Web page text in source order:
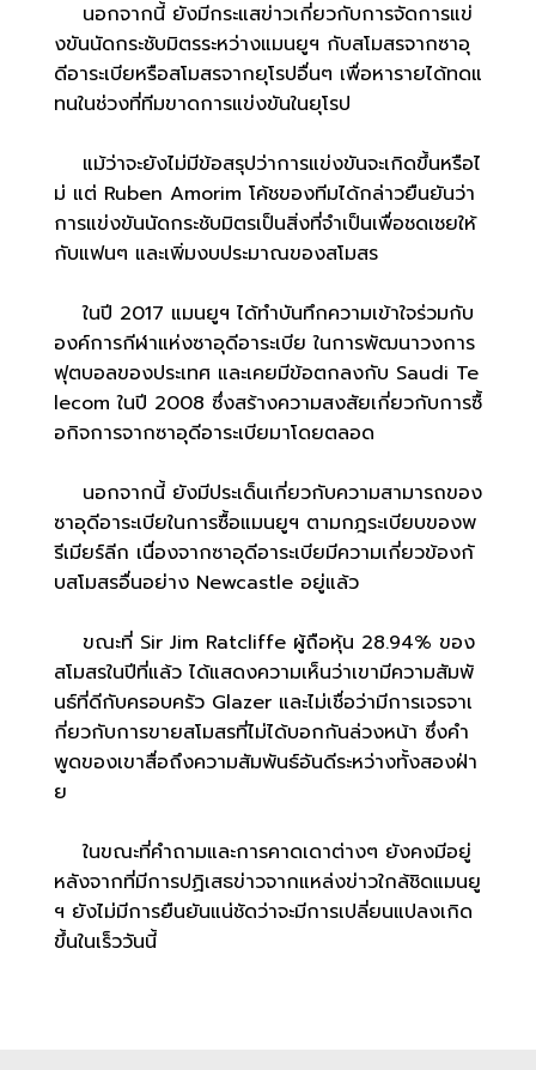
นอกจากนี้ ยังมีกระแสข่าวเกี่ยวกับการจัดการแข่
งขันนัดกระชับมิตรระหว่างแมนยูฯ กับสโมสรจากซาอุ
ดีอาระเบียหรือสโมสรจากยุโรปอื่นๆ เพื่อหารายได้ทดแ
ทนในช่วงที่ทีมขาดการแข่งขันในยุโรป
แม้ว่าจะยังไม่มีข้อสรุปว่าการแข่งขันจะเกิดขึ้นหรือไ
ม่ แต่ Ruben Amorim โค้ชของทีมได้กล่าวยืนยันว่า
การแข่งขันนัดกระชับมิตรเป็นสิ่งที่จำเป็นเพื่อชดเชยให้
กับแฟนๆ และเพิ่มงบประมาณของสโมสร
ในปี 2017 แมนยูฯ ได้ทำบันทึกความเข้าใจร่วมกับ
องค์การกีฬาแห่งซาอุดีอาระเบีย ในการพัฒนาวงการ
ฟุตบอลของประเทศ และเคยมีข้อตกลงกับ Saudi Te
lecom ในปี 2008 ซึ่งสร้างความสงสัยเกี่ยวกับการซื้
อกิจการจากซาอุดีอาระเบียมาโดยตลอด
นอกจากนี้ ยังมีประเด็นเกี่ยวกับความสามารถของ
ซาอุดีอาระเบียในการซื้อแมนยูฯ ตามกฎระเบียบของพ
รีเมียร์ลีก เนื่องจากซาอุดีอาระเบียมีความเกี่ยวข้องกั
บสโมสรอื่นอย่าง Newcastle อยู่แล้ว
ขณะที่ Sir Jim Ratcliffe ผู้ถือหุ้น 28.94% ของ
สโมสรในปีที่แล้ว ได้แสดงความเห็นว่าเขามีความสัมพั
นธ์ที่ดีกับครอบครัว Glazer และไม่เชื่อว่ามีการเจรจาเ
กี่ยวกับการขายสโมสรที่ไม่ได้บอกกันล่วงหน้า ซึ่งคำ
พูดของเขาสื่อถึงความสัมพันธ์อันดีระหว่างทั้งสองฝ่า
ย
ในขณะที่คำถามและการคาดเดาต่างๆ ยังคงมีอยู่
หลังจากที่มีการปฏิเสธข่าวจากแหล่งข่าวใกล้ชิดแมนยู
ฯ ยังไม่มีการยืนยันแน่ชัดว่าจะมีการเปลี่ยนแปลงเกิด
ขึ้นในเร็ววันนี้